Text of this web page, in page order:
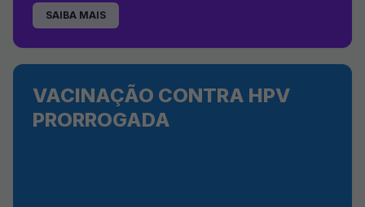
SAIBA MAIS
VACINAÇÃO CONTRA HPV
PRORROGADA